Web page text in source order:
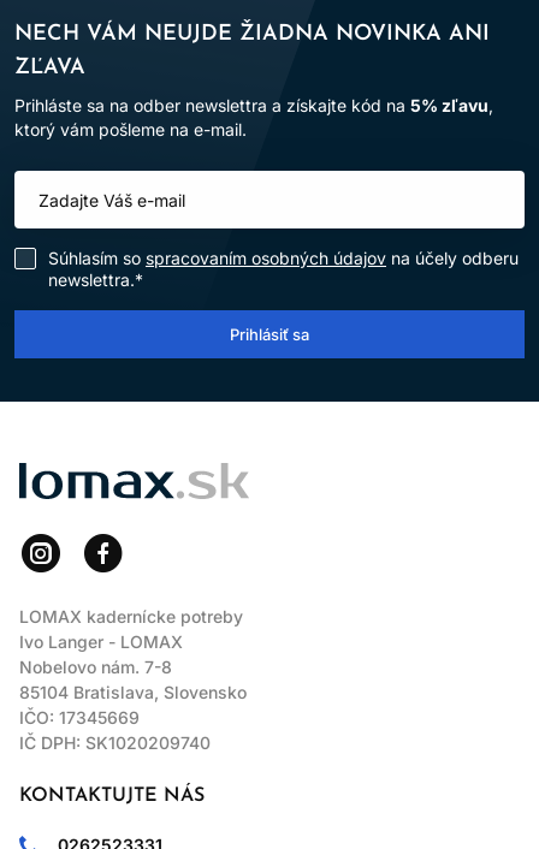
NECH VÁM NEUJDE ŽIADNA NOVINKA ANI
ZĽAVA
Prihláste sa na odber newslettra a získajte kód na 5% zľavu,
ktorý vám pošleme na e-mail.
Súhlasím so spracovaním osobných údajov na účely odberu
newslettra.*
Prihlásiť sa
LOMAX
LOMAX kadernícke potreby
Ivo Langer - LOMAX
Nobelovo nám. 7-8
85104 Bratislava, Slovensko
IČO: 17345669
IČ DPH: SK1020209740
KONTAKTUJTE NÁS